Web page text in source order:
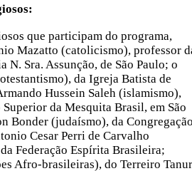
que participam do programa,
Mazatto (catolicismo), professor
N. Sra. Assunção, de São Paulo; o
da Igreja Batista de
Hussein Saleh (islamismo),
da Mesquita Brasil, em São
Bonder (judaísmo), da
Cesar Perri de Carvalho
Federação Espírita Brasileira;
Afro-brasileiras), do Terreiro